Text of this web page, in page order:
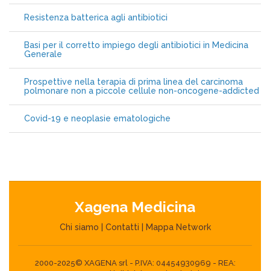
Resistenza batterica agli antibiotici
Basi per il corretto impiego degli antibiotici in Medicina
Generale
Prospettive nella terapia di prima linea del carcinoma
polmonare non a piccole cellule non-oncogene-addicted
Covid-19 e neoplasie ematologiche
Xagena Medicina
Chi siamo Contatti Mappa Network
2000-2025© XAGENA srl - P.IVA: 04454930969 - REA: